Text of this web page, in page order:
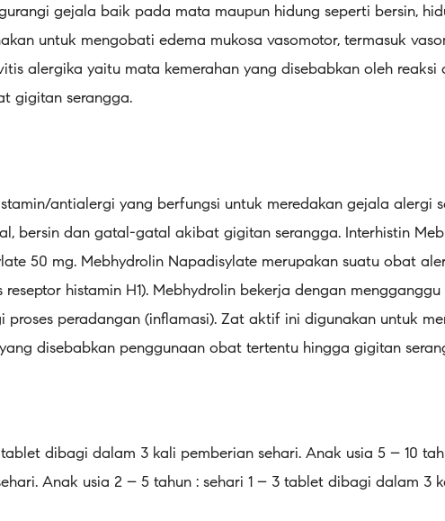
gejala baik pada mata maupun hidung seperti bersin,
untuk mengobati edema mukosa vasomotor, termasuk
alergika yaitu mata kemerahan yang disebabkan oleh reaksi
gigitan serangga.
antialergi yang berfungsi untuk meredakan gejala alergi
bersin dan gatal-gatal akibat gigitan serangga. Interhistin
50 mg. Mebhydrolin Napadisylate merupakan suatu obat
histamin H1). Mebhydrolin bekerja dengan
proses peradangan (inflamasi). Zat aktif ini digunakan untuk
disebabkan penggunaan obat tertentu hingga gigitan
dibagi dalam 3 kali pemberian sehari. Anak usia 5 – 10
Anak usia 2 – 5 tahun : sehari 1 – 3 tablet dibagi dalam 3